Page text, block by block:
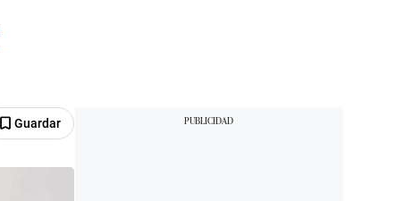
Guardar